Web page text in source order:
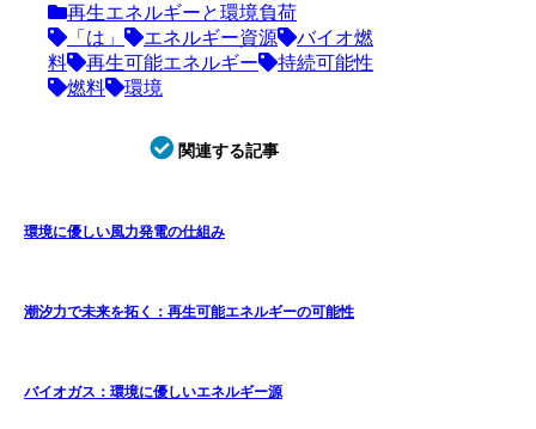
再生エネルギーと環境負荷
「は」
エネルギー資源
バイオ燃
料
再生可能エネルギー
持続可能性
燃料
環境
関連する記事
環境に優しい風力発電の仕組み
潮汐力で未来を拓く：再生可能エネルギーの可能性
バイオガス：環境に優しいエネルギー源